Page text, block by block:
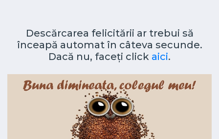
Descărcarea felicitării ar trebui să
înceapă automat în câteva secunde.
Dacă nu, faceți click aici.